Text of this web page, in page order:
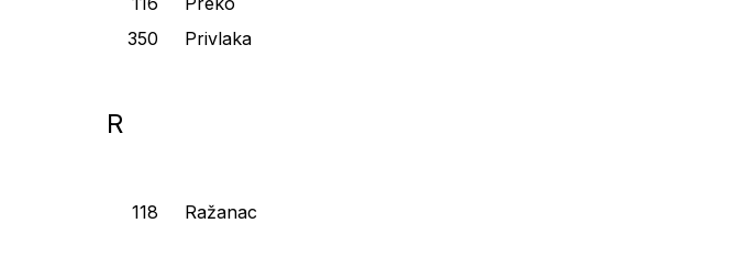
Privlaka
R
Ražanac